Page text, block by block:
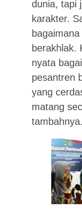
dunia, tapi
karakter.
berakhlak.
nyata
pesantren
yang
matang
tambahnya.